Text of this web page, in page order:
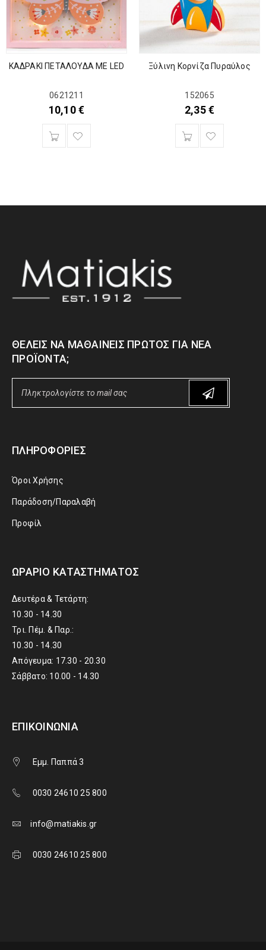
ΚΑΔΡΑΚΙ ΠΕΤΑΛΟΥΔΑ ΜΕ LED
0621211
10,10€
Ξύλινη Κορνίζα Πυραύλος
152065
2,35€
ΘΈΛΕΙΣ ΝΑ ΜΑΘΑΊΝΕΙΣ ΠΡΏΤΟΣ ΓΙΑ ΝΈΑ
ΠΡΟΪΌΝΤΑ;
ΠΛΗΡΟΦΟΡΊΕΣ
Όροι Χρήσης
Παράδοση/Παραλαβή
Προφίλ
ΩΡΆΡΙΟ ΚΑΤΑΣΤΉΜΑΤΟΣ
Δευτέρα & Τετάρτη:
10.30 - 14.30
Τρι. Πέμ. & Παρ.:
10.30 - 14.30
Απόγευμα: 17.30 - 20.30
Σάββατο: 10.00 - 14.30
ΕΠΙΚΟΙΝΩΝΊΑ
Εμμ. Παππά 3
0030 24610 25 800
info@matiakis.gr
0030 24610 25 800